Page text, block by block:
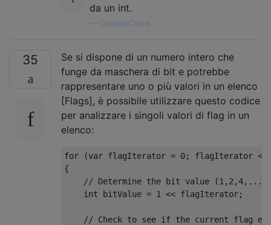
da un int.
CodesInChaos
35
Se si dispone di un numero intero che
funge da maschera di bit e potrebbe
rappresentare uno o più valori in un elenco
[Flags], è possibile utilizzare questo codice
per analizzare i singoli valori di flag in un
elenco:
for (var flagIterator = 0; flagIterator <
{
// Determine the bit value
int bitValue = 1 << flagIterator;
// Check to see if the current flag